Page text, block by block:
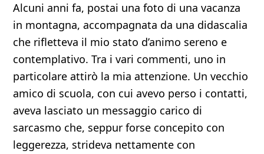
Alcuni anni fa, postai una foto di una vacanza
in montagna, accompagnata da una didascalia
che rifletteva il mio stato d’animo sereno e
contemplativo. Tra i vari commenti, uno in
particolare attirò la mia attenzione. Un vecchio
amico di scuola, con cui avevo perso i contatti,
aveva lasciato un messaggio carico di
sarcasmo che, seppur forse concepito con
leggerezza, strideva nettamente con